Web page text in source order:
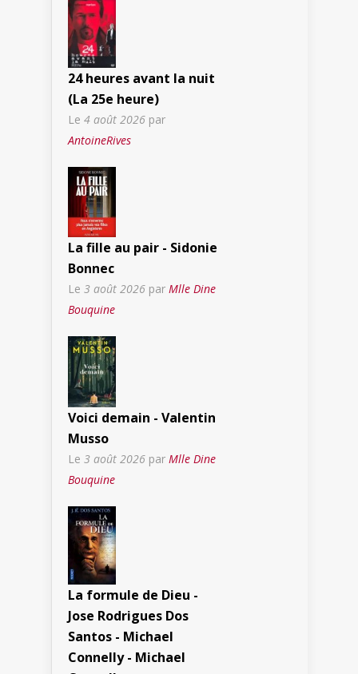
24 heures avant la nuit
(La 25e heure)
Le 4 août 2026 par
AntoineRives
La fille au pair - Sidonie
Bonnec
Le 3 août 2026 par Mlle Dine
Bouquine
Voici demain - Valentin
Musso
Le 3 août 2026 par Mlle Dine
Bouquine
La formule de Dieu -
Jose Rodrigues Dos
Santos - Michael
Connelly - Michael